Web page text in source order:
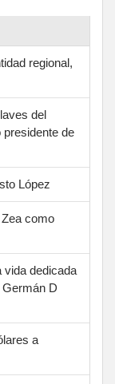
regional,
del
de
López
como
vida dedicada
D
a